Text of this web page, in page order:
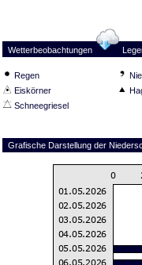
Wetterbeobachtungen
Regen
Eiskörner
Schneegriesel
Grafische Darstellung der